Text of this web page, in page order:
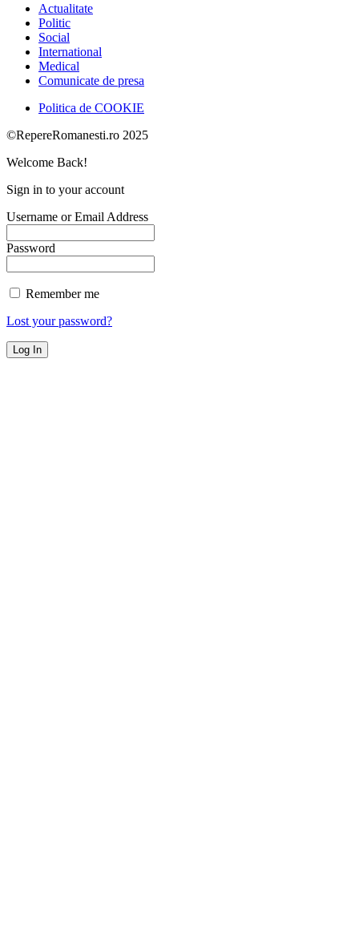
Actualitate
Politic
Social
International
Medical
Comunicate de presa
Politica de COOKIE
©RepereRomanesti.ro 2025
Welcome Back!
Sign in to your account
Username or Email Address
Password
Remember me
Lost your password?